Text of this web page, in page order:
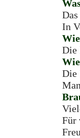
In
Die
Die
Für